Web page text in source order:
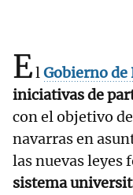
ElGobierno de
iniciativas de
con el objetivo
navarras en
las nuevas leyes
sistema